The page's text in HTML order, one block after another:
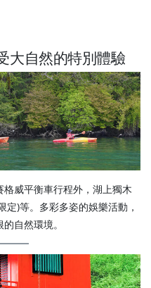
大自然的特別體驗
威平衡車行程外，湖上獨木
)等。多彩多姿的娛樂活動，
自然環境。